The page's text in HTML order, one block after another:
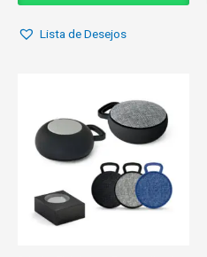
Lista de Desejos